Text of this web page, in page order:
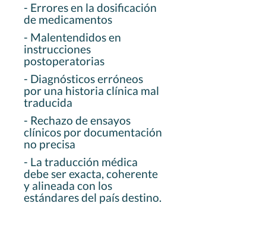
- Errores en la dosificación
de medicamentos
- Malentendidos en
instrucciones
postoperatorias
- Diagnósticos erróneos
por una historia clínica mal
traducida
- Rechazo de ensayos
clínicos por documentación
no precisa
- La traducción médica
debe ser exacta, coherente
y alineada con los
estándares del país destino.